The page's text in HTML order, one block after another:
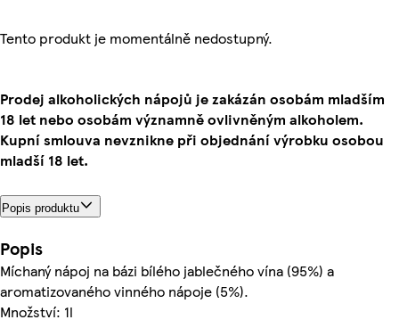
Tento produkt je momentálně nedostupný.
Prodej alkoholických nápojů je zakázán osobám mladším
18 let nebo osobám významně ovlivněným alkoholem.
Kupní smlouva nevznikne při objednání výrobku osobou
mladší 18 let.
Popis produktu
Popis
Míchaný nápoj na bázi bílého jablečného vína (95%) a
aromatizovaného vinného nápoje (5%).
Množství: 1l